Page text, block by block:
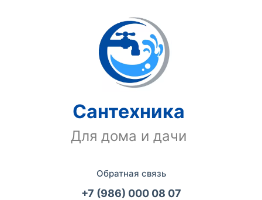
Сантехника
Для дома и дачи
Обратная связь
+7 (986) 000 08 07